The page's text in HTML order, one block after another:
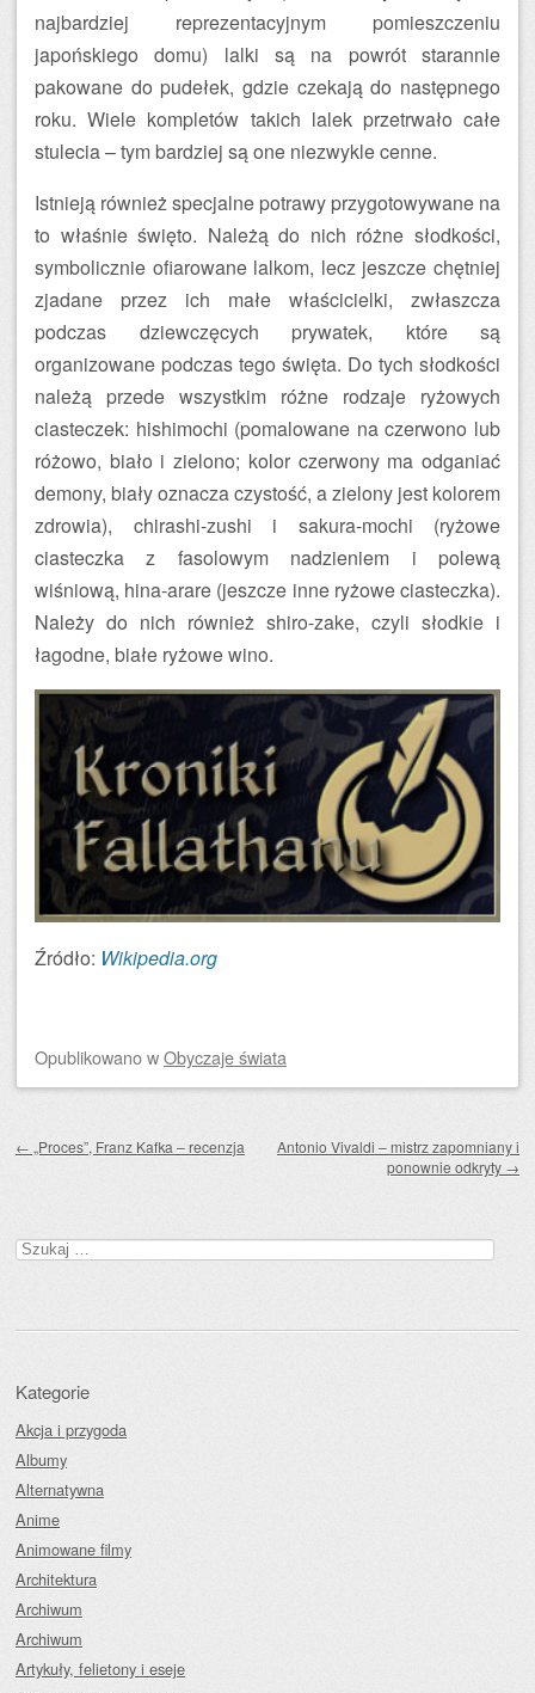
najbardziej reprezentacyjnym pomieszczeniu
japońskiego domu) lalki są na powrót starannie
pakowane do pudełek, gdzie czekają do następnego
roku. Wiele kompletów takich lalek przetrwało całe
stulecia – tym bardziej są one niezwykle cenne.
Istnieją również specjalne potrawy przygotowywane na
to właśnie święto. Należą do nich różne słodkości,
symbolicznie ofiarowane lalkom, lecz jeszcze chętniej
zjadane przez ich małe właścicielki, zwłaszcza
podczas dziewczęcych prywatek, które są
organizowane podczas tego święta. Do tych słodkości
należą przede wszystkim różne rodzaje ryżowych
ciasteczek: hishimochi (pomalowane na czerwono lub
różowo, biało i zielono; kolor czerwony ma odganiać
demony, biały oznacza czystość, a zielony jest kolorem
zdrowia), chirashi-zushi i sakura-mochi (ryżowe
ciasteczka z fasolowym nadzieniem i polewą
wiśniową, hina-arare (jeszcze inne ryżowe ciasteczka).
Należy do nich również shiro-zake, czyli słodkie i
łagodne, białe ryżowe wino.
Źródło: Wikipedia.org
OpublikowanowObyczaje świata
← „Proces”, Franz Kafka – recenzja
Antonio Vivaldi – mistrz zapomniany i
ponownie odkryty →
Szukaj:
Kategorie
Akcja i przygoda
Albumy
Alternatywna
Anime
Animowane filmy
Architektura
Archiwum
Archiwum
Artykuły, felietony i eseje